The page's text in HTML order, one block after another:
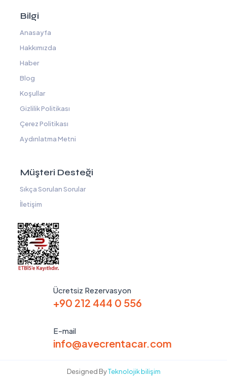
Bilgi
Anasayfa
Hakkımızda
Haber
Blog
Koşullar
Gizlilik Politikası
Çerez Politikası
Aydınlatma Metni
Müşteri Desteği
Sıkça Sorulan Sorular
İletişim
Ücretsiz Rezervasyon
+90 212 444 0 556
E-mail
info@avecrentacar.com
Designed ByTeknolojik bilişim